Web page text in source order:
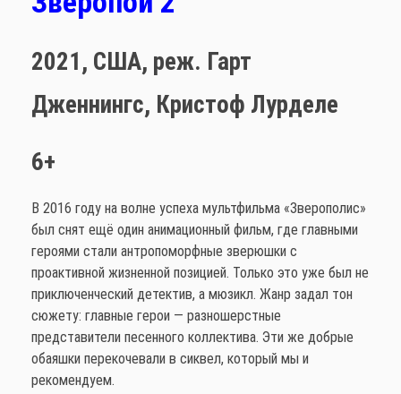
2021, США, реж. Гарт
Дженнингс, Кристоф Лурделе
6+
В 2016 году на волне успеха мультфильма «Зверополис»
был снят ещё один анимационный фильм, где главными
героями стали антропоморфные зверюшки с
проактивной жизненной позицией. Только это уже был не
приключенческий детектив, а мюзикл. Жанр задал тон
сюжету: главные герои — разношерстные
представители песенного коллектива. Эти же добрые
обаяшки перекочевали в сиквел, который мы и
рекомендуем.